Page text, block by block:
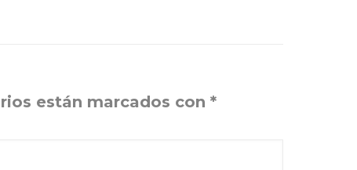
están marcados con *